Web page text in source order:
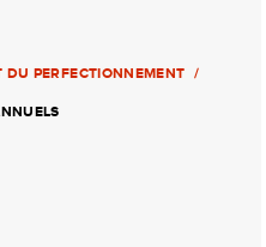
DU PERFECTIONNEMENT